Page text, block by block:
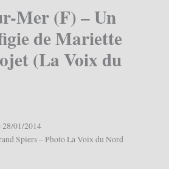
Mer (F) – Un
de Mariette
(La Voix du
28/01/2014
Spiers – Photo La Voix du Nord